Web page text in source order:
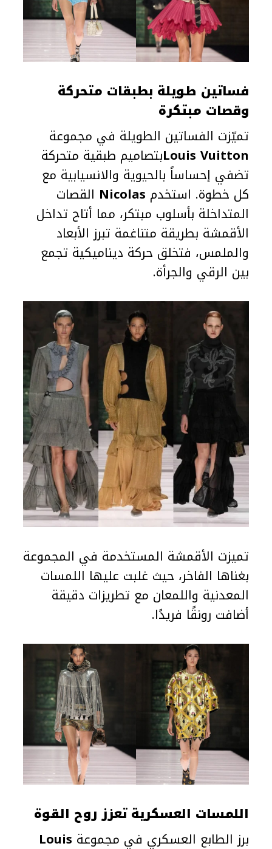
فساتين طويلة بطبقات متحركة
وقصات مبتكرة
تميّزت الفساتين الطويلة في مجموعة
Louis Vuittonبتصاميم طبقية متحركة
تضفي إحساساً بالحيوية والانسيابية مع
كل خطوة. استخدم Nicolas القصات
المتداخلة بأسلوب مبتكر، مما أتاح تداخل
الأقمشة بطريقة متناغمة تبرز الأبعاد
والملمس، فتخلق حركة ديناميكية تجمع
بين الرقي والجرأة.
تميزت الأقمشة المستخدمة في المجموعة
بغناها الفاخر، حيث غلبت عليها اللمسات
المعدنية واللمعان مع تطريزات دقيقة
أضافت رونقًا فريدًا.
اللمسات العسكرية تعزز روح القوة
برز الطابع العسكري في مجموعة Louis